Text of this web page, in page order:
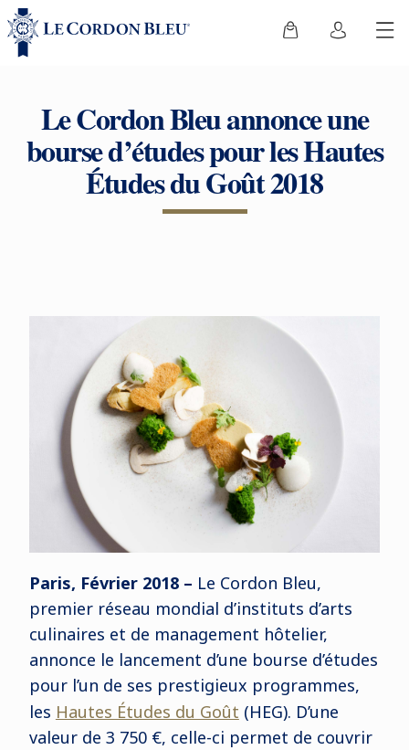
Le Cordon Bleu annonce une
bourse d’études pour les Hautes
Études du Goût 2018
Paris, Février 2018 – Le Cordon Bleu,
premier réseau mondial d’instituts d’arts
culinaires et de management hôtelier,
annonce le lancement d’une bourse d’études
pour l’un de ses prestigieux programmes,
les Hautes Études du Goût (HEG). D’une
valeur de 3 750 €, celle-ci permet de couvrir